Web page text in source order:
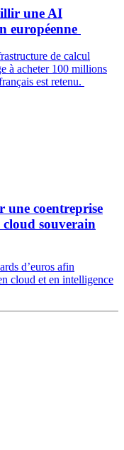
une AI
européenne
de calcul
à acheter 100 millions
est retenu.
une coentreprise
souverain
d’euros afin
cloud et en intelligence